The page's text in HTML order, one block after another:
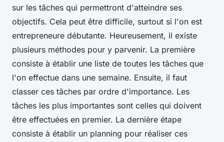
sur les tâches qui permettront d'atteindre ses
objectifs. Cela peut être difficile, surtout si l'on est
entrepreneure débutante. Heureusement, il existe
plusieurs méthodes pour y parvenir. La première
consiste à établir une liste de toutes les tâches que
l'on effectue dans une semaine. Ensuite, il faut
classer ces tâches par ordre d'importance. Les
tâches les plus importantes sont celles qui doivent
être effectuées en premier. La dernière étape
consiste à établir un planning pour réaliser ces